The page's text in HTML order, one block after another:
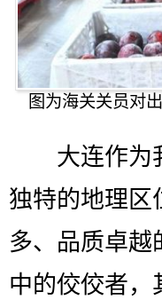
图为海关关员对
大连作为我
独特的地理区
多、品质卓越
中的佼佼者，